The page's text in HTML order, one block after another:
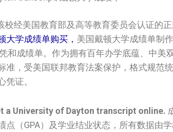
校经美国教育部及高等教育委员会认证的
大学成绩单购买， 美国‌戴顿大学成绩单制
和成绩单。作为拥有百年办学底蕴、中美
，受美国联邦教育法案保护，格式规范
证。
a University of Dayton transcript online.
（GPA）及学业结业状态，所有数据由